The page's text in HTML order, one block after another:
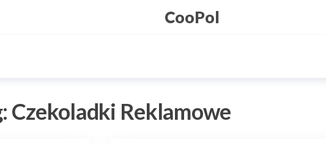
CooPol
Czekoladki Reklamowe